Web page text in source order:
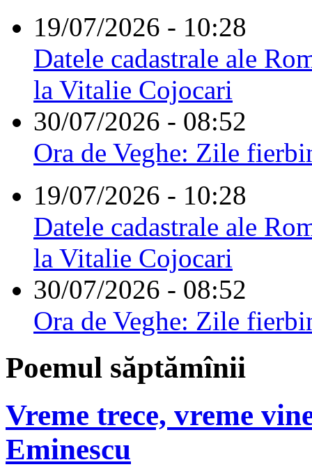
19/07/2026 - 10:28
Datele cadastrale ale
la Vitalie Cojocari
30/07/2026 - 08:52
Ora de Veghe: Zile
19/07/2026 - 10:28
Datele cadastrale ale
la Vitalie Cojocari
30/07/2026 - 08:52
Ora de Veghe: Zile
Poemul săptămînii
Vreme trece, vreme
Eminescu